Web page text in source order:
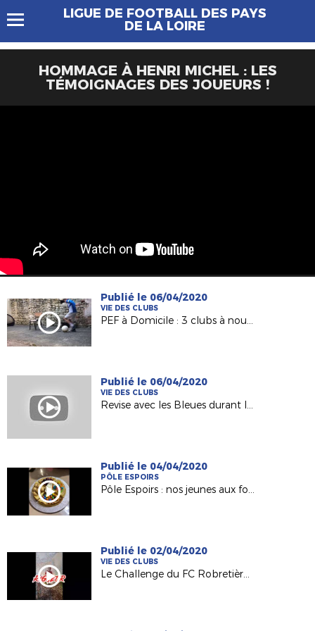
LIGUE DE FOOTBALL DES PAYS
DE LA LOIRE
HOMMAGE À HENRI MICHEL : LES
TÉMOIGNAGES DES JOUEURS !
Publié le 06/04/2020
VIE DES CLUBS
PEF à Domicile : 3 clubs à nouveau représentés !
Publié le 06/04/2020
VIE DES CLUBS
Revise avec les Bleues durant le confinement
Publié le 04/04/2020
PÔLE ESPOIRS
Pôle Espoirs : nos jeunes aux fourneaux pendant le confinement !
Publié le 02/04/2020
VIE DES CLUBS
Le Challenge du FC Robretières La Roche !